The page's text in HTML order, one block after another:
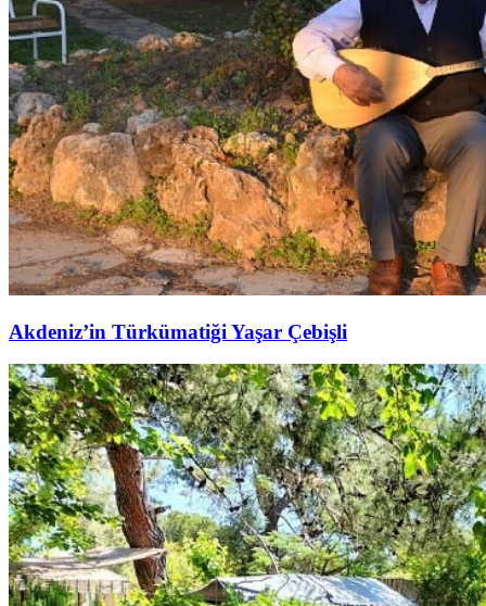
Akdeniz’in Türkümatiği Yaşar Çebişli